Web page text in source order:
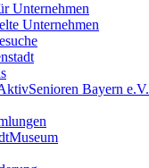
Unternehmen
Unternehmen
Bayern e.V.